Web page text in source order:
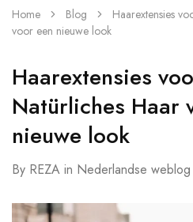
Home Blog
Haarextensies
voor een nieuwe look
Haarextensies
Natürliches Haar
nieuwe look
By REZA in Nederlandse weblog